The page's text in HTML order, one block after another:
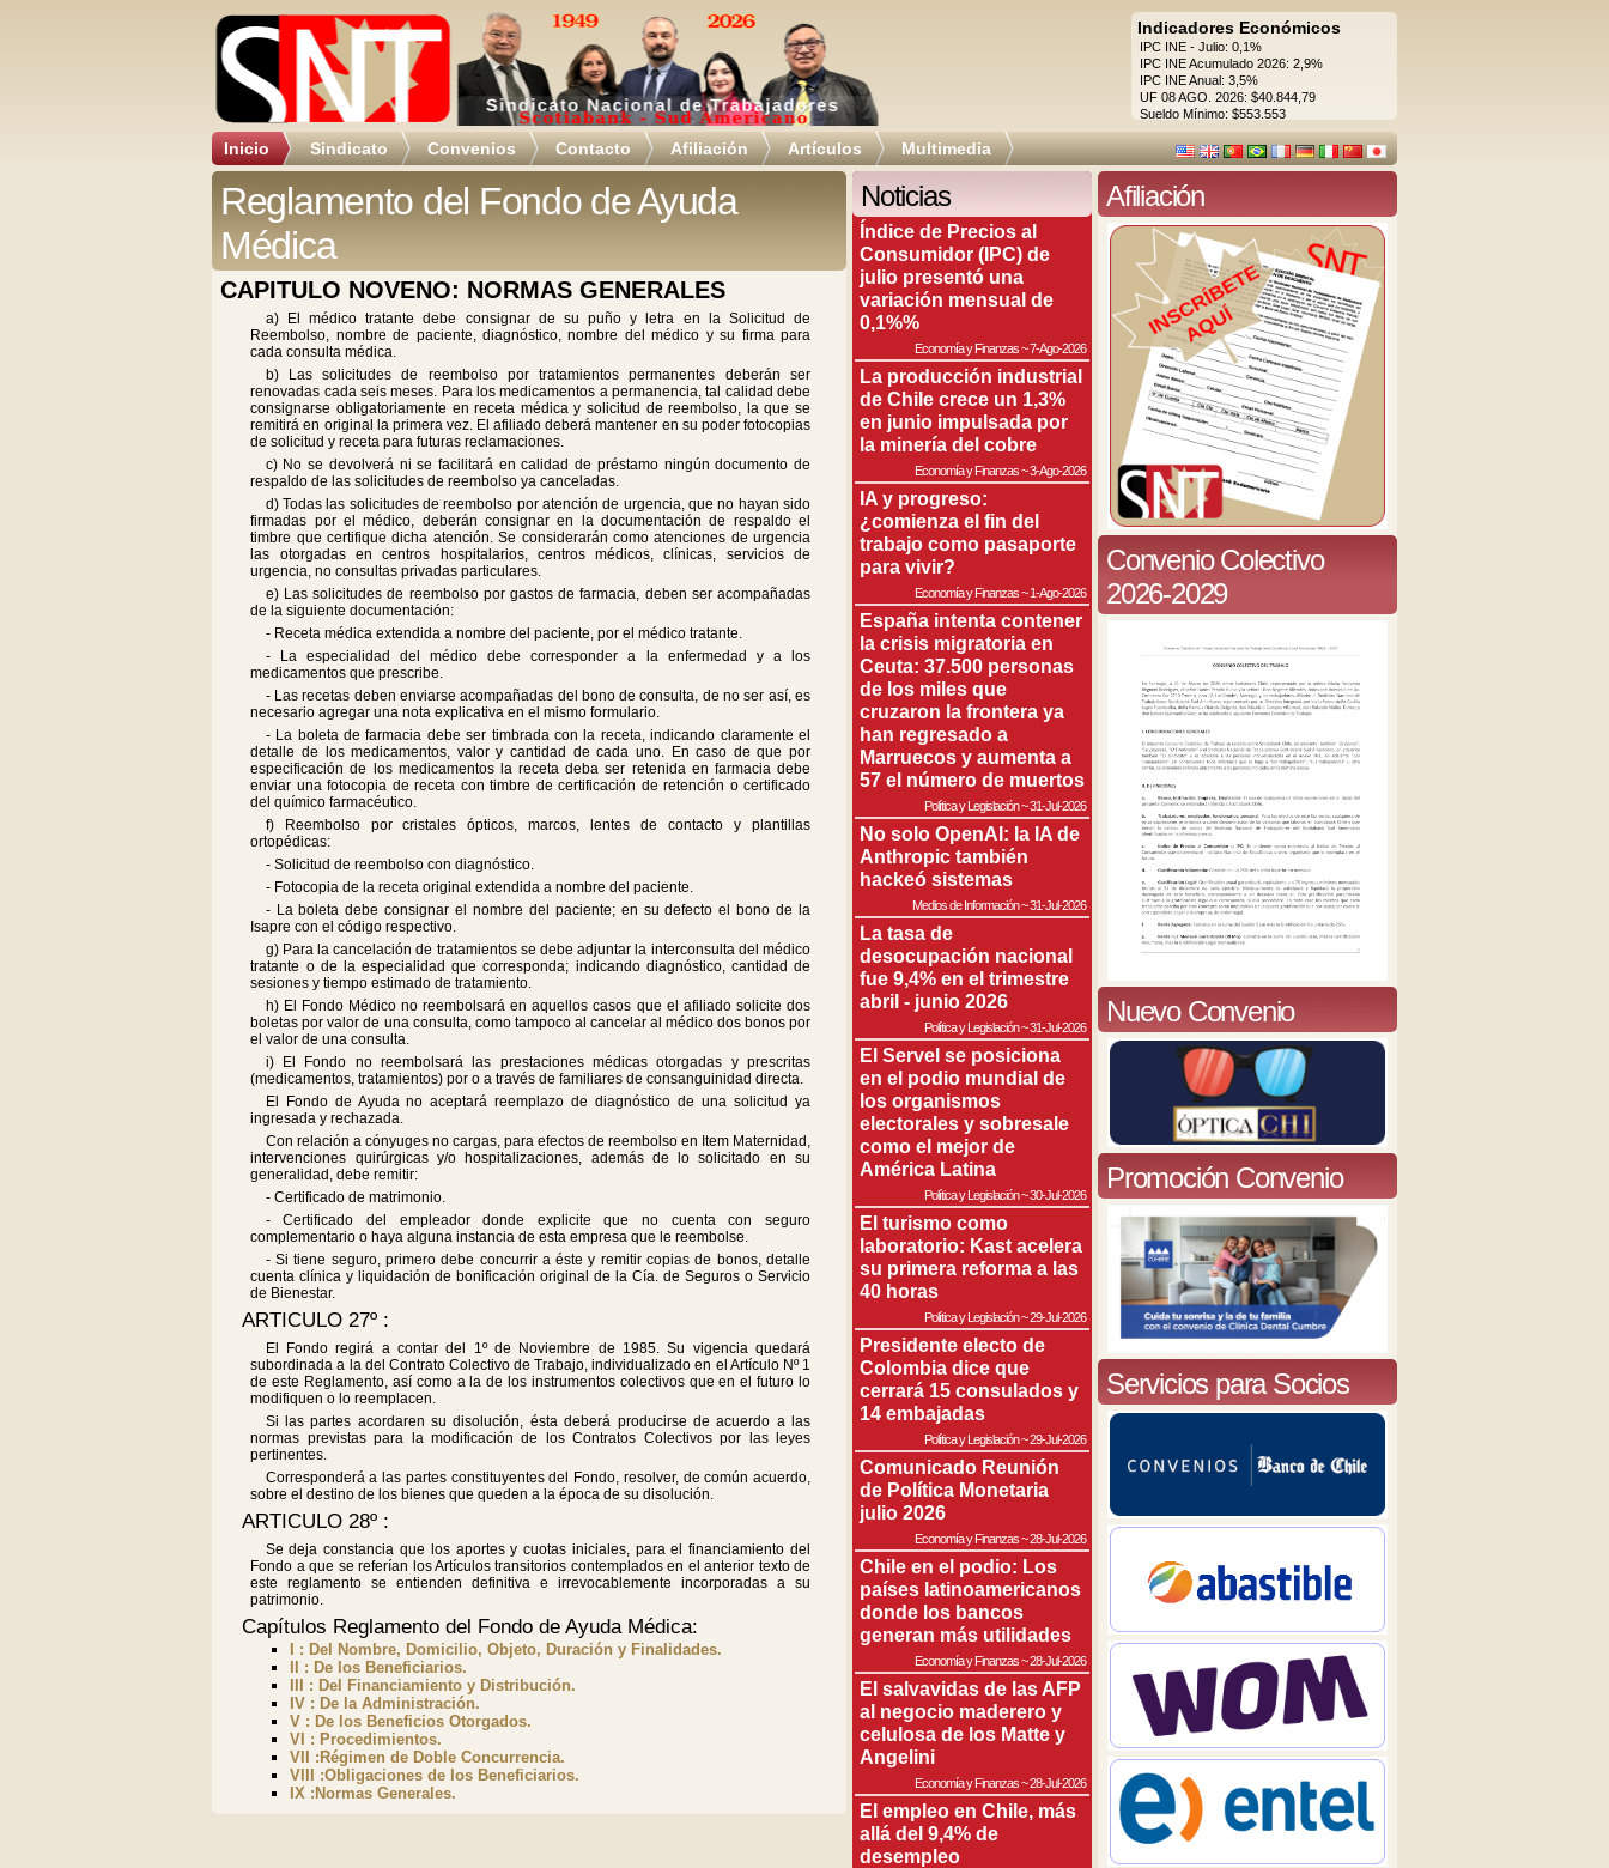
Indicadores Económicos
IPC INE - Julio: 0,1%
IPC INE Acumulado 2026: 2,9%
IPC INE Anual: 3,5%
UF 08 AGO. 2026: $40.844,79
Sueldo Mínimo: $553.553
Inicio Sindicato Convenios Contacto Afiliación Artículos Multimedia
Reglamento del Fondo de Ayuda
Médica
CAPITULO NOVENO: NORMAS GENERALES
a) El médico tratante debe consignar de su puño y letra en la Solicitud de
Reembolso, nombre de paciente, diagnóstico, nombre del médico y su firma para
cada consulta médica.
b) Las solicitudes de reembolso por tratamientos permanentes deberán ser
renovadas cada seis meses. Para los medicamentos a permanencia, tal calidad debe
consignarse obligatoriamente en receta médica y solicitud de reembolso, la que se
remitirá en original la primera vez. El afiliado deberá mantener en su poder fotocopias
de solicitud y receta para futuras reclamaciones.
c) No se devolverá ni se facilitará en calidad de préstamo ningún documento de
respaldo de las solicitudes de reembolso ya canceladas.
d) Todas las solicitudes de reembolso por atención de urgencia, que no hayan sido
firmadas por el médico, deberán consignar en la documentación de respaldo el
timbre que certifique dicha atención. Se considerarán como atenciones de urgencia
las otorgadas en centros hospitalarios, centros médicos, clínicas, servicios de
urgencia, no consultas privadas particulares.
e) Las solicitudes de reembolso por gastos de farmacia, deben ser acompañadas
de la siguiente documentación:
- Receta médica extendida a nombre del paciente, por el médico tratante.
- La especialidad del médico debe corresponder a la enfermedad y a los
medicamentos que prescribe.
- Las recetas deben enviarse acompañadas del bono de consulta, de no ser así, es
necesario agregar una nota explicativa en el mismo formulario.
- La boleta de farmacia debe ser timbrada con la receta, indicando claramente el
detalle de los medicamentos, valor y cantidad de cada uno. En caso de que por
especificación de los medicamentos la receta deba ser retenida en farmacia debe
enviar una fotocopia de receta con timbre de certificación de retención o certificado
del químico farmacéutico.
f) Reembolso por cristales ópticos, marcos, lentes de contacto y plantillas
ortopédicas:
- Solicitud de reembolso con diagnóstico.
- Fotocopia de la receta original extendida a nombre del paciente.
- La boleta debe consignar el nombre del paciente; en su defecto el bono de la
Isapre con el código respectivo.
g) Para la cancelación de tratamientos se debe adjuntar la interconsulta del médico
tratante o de la especialidad que corresponda; indicando diagnóstico, cantidad de
sesiones y tiempo estimado de tratamiento.
h) El Fondo Médico no reembolsará en aquellos casos que el afiliado solicite dos
boletas por valor de una consulta, como tampoco al cancelar al médico dos bonos por
el valor de una consulta.
i) El Fondo no reembolsará las prestaciones médicas otorgadas y prescritas
(medicamentos, tratamientos) por o a través de familiares de consanguinidad directa.
El Fondo de Ayuda no aceptará reemplazo de diagnóstico de una solicitud ya
ingresada y rechazada.
Con relación a cónyuges no cargas, para efectos de reembolso en Item Maternidad,
intervenciones quirúrgicas y/o hospitalizaciones, además de lo solicitado en su
generalidad, debe remitir:
- Certificado de matrimonio.
- Certificado del empleador donde explicite que no cuenta con seguro
complementario o haya alguna instancia de esta empresa que le reembolse.
- Si tiene seguro, primero debe concurrir a éste y remitir copias de bonos, detalle
cuenta clínica y liquidación de bonificación original de la Cía. de Seguros o Servicio
de Bienestar.
ARTICULO 27º :
El Fondo regirá a contar del 1º de Noviembre de 1985. Su vigencia quedará
subordinada a la del Contrato Colectivo de Trabajo, individualizado en el Artículo Nº 1
de este Reglamento, así como a la de los instrumentos colectivos que en el futuro lo
modifiquen o lo reemplacen.
Si las partes acordaren su disolución, ésta deberá producirse de acuerdo a las
normas previstas para la modificación de los Contratos Colectivos por las leyes
pertinentes.
Corresponderá a las partes constituyentes del Fondo, resolver, de común acuerdo,
sobre el destino de los bienes que queden a la época de su disolución.
ARTICULO 28º :
Se deja constancia que los aportes y cuotas iniciales, para el financiamiento del
Fondo a que se referían los Artículos transitorios contemplados en el anterior texto de
este reglamento se entienden definitiva e irrevocablemente incorporadas a su
patrimonio.
Capítulos Reglamento del Fondo de Ayuda Médica:
I : Del Nombre, Domicilio, Objeto, Duración y Finalidades.
II : De los Beneficiarios.
III : Del Financiamiento y Distribución.
IV : De la Administración.
V : De los Beneficios Otorgados.
VI : Procedimientos.
VII :Régimen de Doble Concurrencia.
VIII :Obligaciones de los Beneficiarios.
IX :Normas Generales.
Noticias
Índice de Precios al
Consumidor (IPC) de
julio presentó una
variación mensual de
0,1%%
Economía y Finanzas~7-Ago-2026
La producción industrial
de Chile crece un 1,3%
en junio impulsada por
la minería del cobre
Economía y Finanzas~3-Ago-2026
IA y progreso:
¿comienza el fin del
trabajo como pasaporte
para vivir?
Economía y Finanzas~1-Ago-2026
España intenta contener
la crisis migratoria en
Ceuta: 37.500 personas
de los miles que
cruzaron la frontera ya
han regresado a
Marruecos y aumenta a
57 el número de muertos
Política y Legislación~31-Jul-2026
No solo OpenAI: la IA de
Anthropic también
hackeó sistemas
Medios de Información~31-Jul-2026
La tasa de
desocupación nacional
fue 9,4% en el trimestre
abril - junio 2026
Política y Legislación~31-Jul-2026
El Servel se posiciona
en el podio mundial de
los organismos
electorales y sobresale
como el mejor de
América Latina
Política y Legislación~30-Jul-2026
El turismo como
laboratorio: Kast acelera
su primera reforma a las
40 horas
Política y Legislación~29-Jul-2026
Presidente electo de
Colombia dice que
cerrará 15 consulados y
14 embajadas
Política y Legislación~29-Jul-2026
Comunicado Reunión
de Política Monetaria
julio 2026
Economía y Finanzas~28-Jul-2026
Chile en el podio: Los
países latinoamericanos
donde los bancos
generan más utilidades
Economía y Finanzas~28-Jul-2026
El salvavidas de las AFP
al negocio maderero y
celulosa de los Matte y
Angelini
Economía y Finanzas~28-Jul-2026
El empleo en Chile, más
allá del 9,4% de
desempleo
Afiliación
Convenio Colectivo
2026-2029
Nuevo Convenio
Promoción Convenio
Servicios para Socios